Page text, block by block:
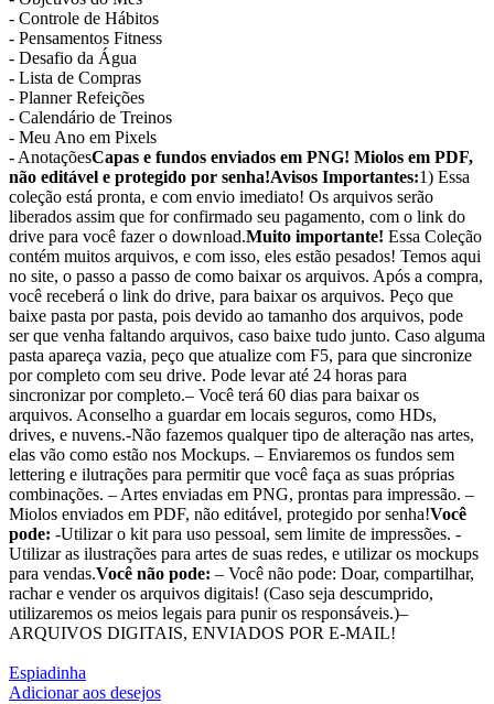
- Controle de Hábitos
- Pensamentos Fitness
- Desafio da Água
- Lista de Compras
- Planner Refeições
- Calendário de Treinos
- Meu Ano em Pixels
- AnotaçõesCapas e fundos enviados em PNG! Miolos em PDF,
não editável e protegido por senha!Avisos Importantes:1) Essa
coleção está pronta, e com envio imediato! Os arquivos serão
liberados assim que for confirmado seu pagamento, com o link do
drive para você fazer o download.Muito importante! Essa Coleção
contém muitos arquivos, e com isso, eles estão pesados! Temos aqui
no site, o passo a passo de como baixar os arquivos. Após a compra,
você receberá o link do drive, para baixar os arquivos. Peço que
baixe pasta por pasta, pois devido ao tamanho dos arquivos, pode
ser que venha faltando arquivos, caso baixe tudo junto. Caso alguma
pasta apareça vazia, peço que atualize com F5, para que sincronize
por completo com seu drive. Pode levar até 24 horas para
sincronizar por completo.– Você terá 60 dias para baixar os
arquivos. Aconselho a guardar em locais seguros, como HDs,
drives, e nuvens.-Não fazemos qualquer tipo de alteração nas artes,
elas vão como estão nos Mockups. – Enviaremos os fundos sem
lettering e ilutrações para permitir que você faça as suas próprias
combinações. – Artes enviadas em PNG, prontas para impressão. –
Miolos enviados em PDF, não editável, protegido por senha!Você
pode: -Utilizar o kit para uso pessoal, sem limite de impressões. -
Utilizar as ilustrações para artes de suas redes, e utilizar os mockups
para vendas.Você não pode: – Você não pode: Doar, compartilhar,
rachar e vender os arquivos digitais! (Caso seja descumprido,
utilizaremos os meios legais para punir os responsáveis.)–
ARQUIVOS DIGITAIS, ENVIADOS POR E-MAIL!
Espiadinha
Adicionar aos desejos